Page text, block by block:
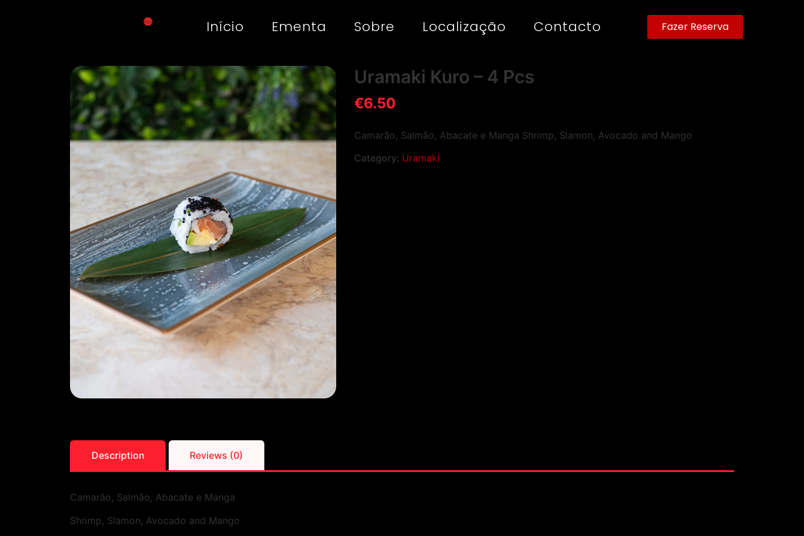
Início Ementa Sobre Localização Contacto Fazer Reserva
Uramaki Kuro – 4 Pcs
€6.50
Camarão, Salmão, Abacate e Manga Shrimp, Slamon, Avocado and Mango
Category: Uramaki
Description Reviews (0)
Camarão, Salmão, Abacate e Manga
Shrimp, Slamon, Avocado and Mango